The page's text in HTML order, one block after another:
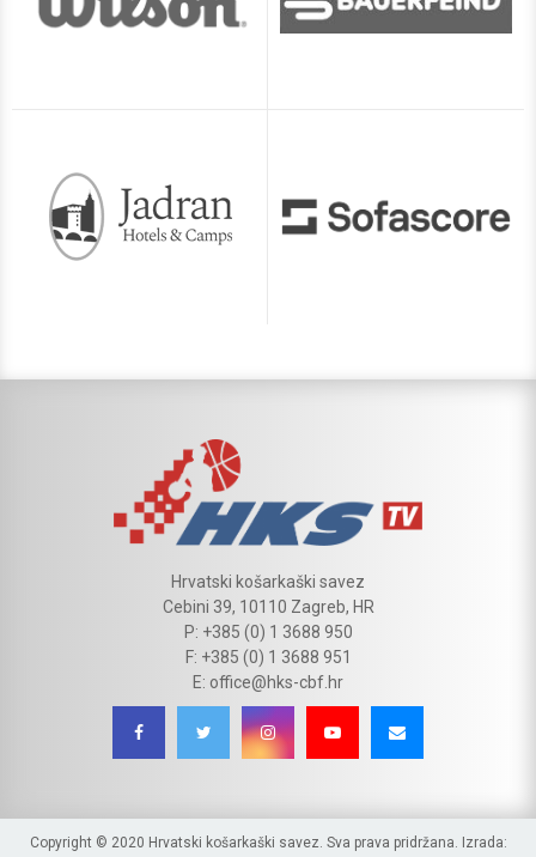
Hrvatski košarkaški savez
Cebini 39, 10110 Zagreb, HR
P: +385 (0) 1 3688 950
F: +385 (0) 1 3688 951
E: office@hks-cbf.hr
Copyright © 2020 Hrvatski košarkaški savez. Sva prava pridržana. Izrada: